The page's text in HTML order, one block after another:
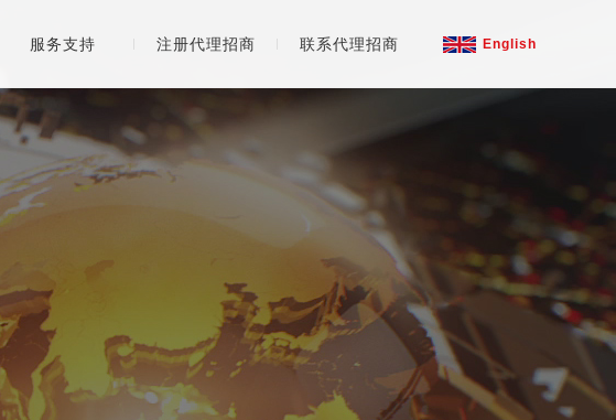
English
服务支持 注册代理招商 联系代理招商